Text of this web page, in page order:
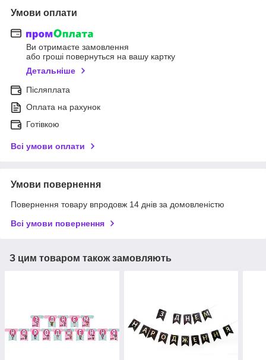
Умови оплати
Ви отримаєте замовлення
або гроші повернуться на вашу картку
Детальніше
Післяплата
Оплата на рахунок
Готівкою
Всі умови оплати
Умови повернення
Повернення товару впродовж 14 днів за домовленістю
Всі умови повернення
З цим товаром також замовляють